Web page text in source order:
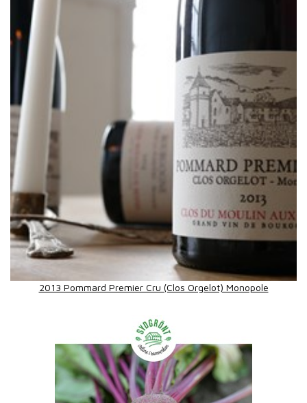
2013 Pommard Premier Cru (Clos Orgelot) Monopole